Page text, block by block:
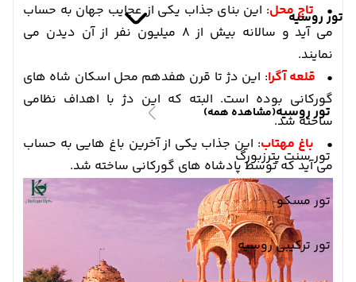
تور روسیه
تور روسیه(مشاهده همه)
تور سنت پترزبورگ
تور مسکو
تور ترکیبی روسیه
•تاج محل: این بنای جذاب یکی از عجایب جهان به حساب
می آید و سالانه بیش از 8 میلیون نفر از آن دیدن می
نمایند.
• قلعه آگرا: این دژ تا قرن هفدهم محل اسکان شاه های
گورکانی بوده است. البته که این دژ با اهداف نظامی
ساخته شد.
• باغ مهتاب: این جذاب یکی از آخرین باغ هایی به حساب
می آید که توسط پادشاه های گورکانی ساخته شد.